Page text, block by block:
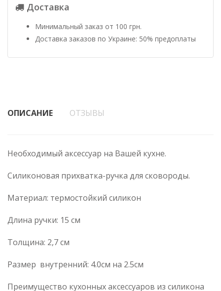
Доставка
Минимальный заказ от 100 грн.
Доставка заказов по Украине: 50% предоплаты
ОПИСАНИЕ ОТЗЫВЫ
Необходимый аксессуар на Вашей кухне.
Силиконовая прихватка-ручка для сковороды.
Материал: термостойкий силикон
Длина ручки: 15 см
Толщина: 2,7 см
Размер внутренний: 4.0см на 2.5см
Преимущество кухонных аксессуаров из силикона